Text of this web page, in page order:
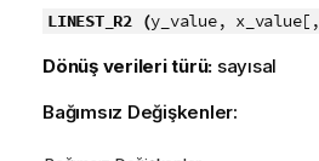
LINEST_R2 (y_value,
Dönüş verileri türü: sayısal
Bağımsız Değişkenler: